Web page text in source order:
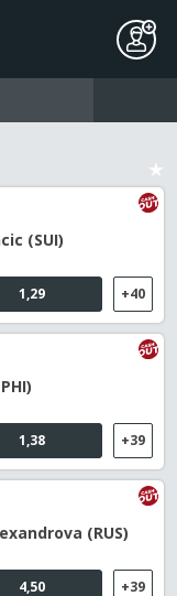
(SUI)
1,29 +40
1,38 +39
(RUS)
4,50 +39